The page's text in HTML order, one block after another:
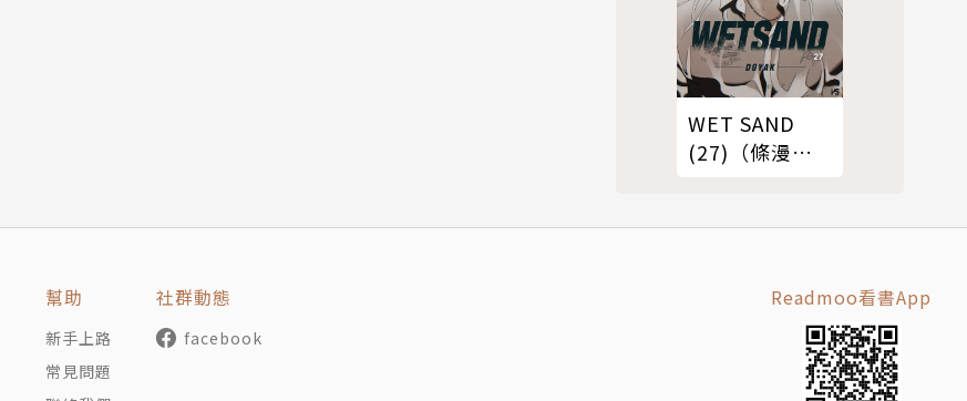
WET SAND
(27)（條漫
幫助
新手上路
常見問題
社群動態
facebook
Readmoo看書App